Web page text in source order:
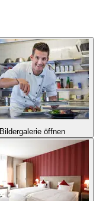
Bildergalerie öffnen